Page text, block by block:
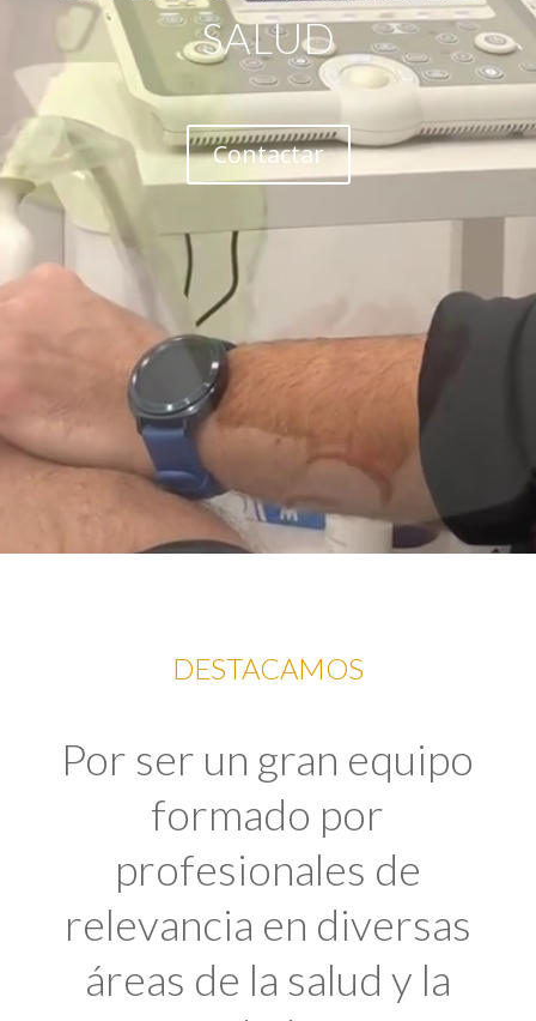
SALUD
Contactar
DESTACAMOS
Por ser un gran equipo
formado por
profesionales de
relevancia en diversas
áreas de la salud y la